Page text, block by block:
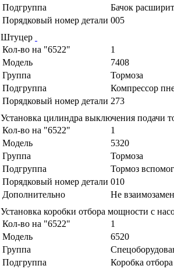
Подгруппа
Бачок
Порядковый номер детали 005
Штуцер
Кол-во на "6522"
1
Модель
7408
Группа
Тормоза
Подгруппа
Компрессор
Порядковый номер детали 273
Установка цилиндра выключения подачи
Кол-во на "6522"
1
Модель
5320
Группа
Тормоза
Подгруппа
Тормоз
Порядковый номер детали 010
Дополнительно
Не
Установка коробки отбора мощности с
Кол-во на "6522"
1
Модель
6520
Группа
Подгруппа
Коробка